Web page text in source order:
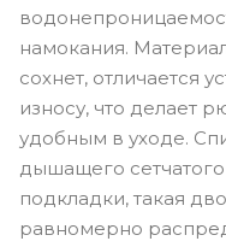
намокания.
сохнет, отличается
износу, что делает
удобным в уходе.
дышащего
подкладки, такая
равномерно